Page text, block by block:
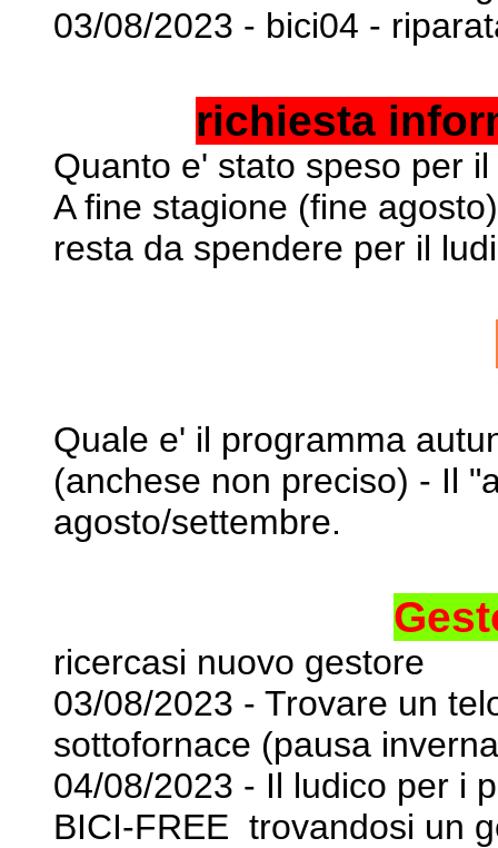
03/08/2023 - bici04 -
richiesta
Quanto e' stato speso per
A fine stagione (fine
resta da spendere per il
Quale e' il programma
(anchese non preciso) - Il
agosto/settembre.
ricercasi nuovo gestore
03/08/2023 - Trovare un
sottofornace (pausa
04/08/2023 - Il ludico per i
BICI-FREE trovandosi un